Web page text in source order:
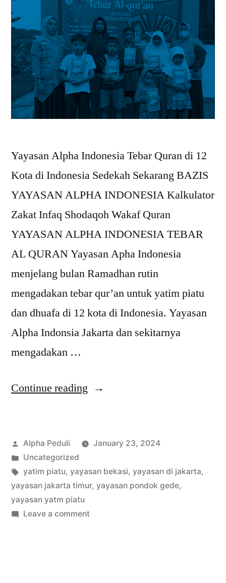
Yayasan Alpha Indonesia Tebar Quran di 12
Kota di Indonesia Sedekah Sekarang BAZIS
YAYASAN ALPHA INDONESIA Kalkulator
Zakat Infaq Shodaqoh Wakaf Quran
YAYASAN ALPHA INDONESIA TEBAR
AL QURAN Yayasan Apha Indonesia
menjelang bulan Ramadhan rutin
mengadakan tebar qur’an untuk yatim piatu
dan dhuafa di 12 kota di Indonesia. Yayasan
Alpha Indonsia Jakarta dan sekitarnya
mengadakan …
Continue reading
Alpha Peduli
January 23, 2024
Uncategorized
yatim piatu, yayasan bekasi, yayasan di jakarta,
yayasan jakarta timur, yayasan pondok gede,
yayasan yatm piatu
Leave a comment